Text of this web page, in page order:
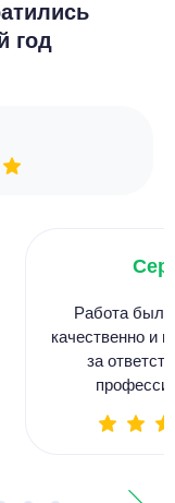
год
Работа
качественно и
за